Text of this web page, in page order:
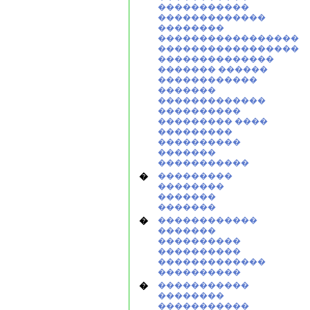
�����������
�������������
��������
�����������������
�����������������
��������������
������� ������
������������
�������
�������������
����������
��������� ����
���������
����������
�������
�����������
�
���������
��������
�������
�������
�
������������
�������
����������
����������
�������������
����������
�
�����������
��������
�����������